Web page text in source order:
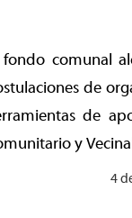
fondo comunal
de
de
y
4